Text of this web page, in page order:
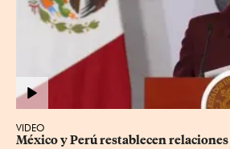
VIDEO
México y Perú restablecen